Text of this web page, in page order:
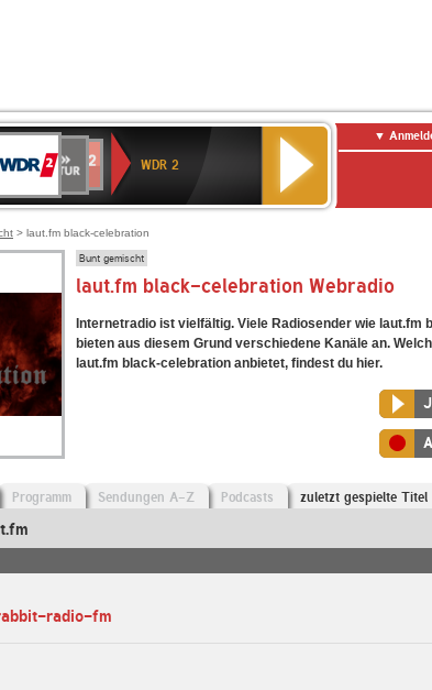
Deutschlandfunk
2
Kultur
NDR
2
WDR 2
> laut.fm black-celebration
Bunt gemischt
laut.fm black-celebration Webradio
Internetradio ist vielfältig. Viele Radiosender wie laut.fm
bieten aus diesem Grund verschiedene Kanäle an.
laut.fm black-celebration anbietet, findest du hier.
Programm Sendungen A-Z Podcasts zuletzt gespielte Titel
radio-fm